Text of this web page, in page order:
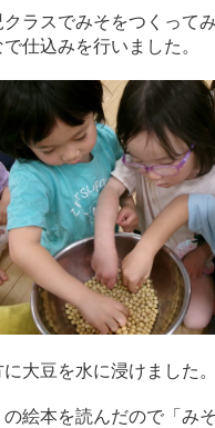
について
ついて
ラスでみそをつくって
仕込みを行いました。
大豆を水に浸けました。
絵本を読んだので「み